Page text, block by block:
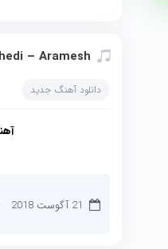
– Aramesh
دانلود آهنگ جدید
21 آگوست 2018